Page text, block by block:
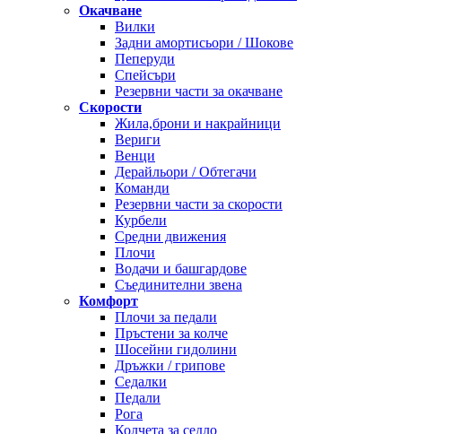
Окачване
Вилки
Задни амортисьори / Шокове
Пеперуди
Спейсъри
Резервни части за окачване
Скорости
Жила,брони и накрайници
Вериги
Венци
Дерайльори / Обтегачи
Команди
Резервни части за скорости
Курбели
Средни движения
Плочи
Водачи и башгардове
Съединителни звена
Комфорт
Плочи за педали
Пръстени за колче
Шосейни гидолини
Дръжки / грипове
Седалки
Педали
Рога
Колчета за седло